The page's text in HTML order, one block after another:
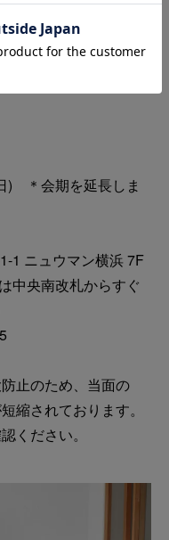
画となっておりま
会に、ぜひご覧くだ
) ＊会期を延長しま
ニュウマン横浜 7F
央南改札からすぐ
止のため、当面の
縮されております。
ください。